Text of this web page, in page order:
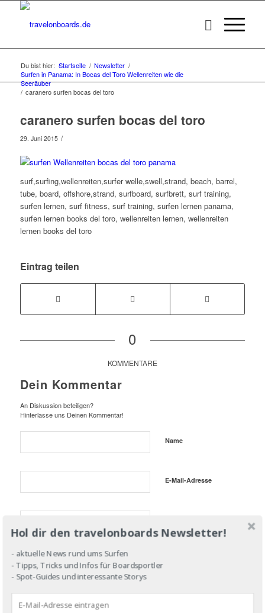
Du bist hier: Startseite / Newsletter /
Surfen in Panama: In Bocas del Toro Wellenreiten wie die
Seeräuber
/ caranero surfen bocas del toro
caranero surfen bocas del toro
29. Juni 2015 /
surf,surfing,wellenreiten,surfer welle,swell,strand, beach, barrel,
tube, board, offshore,strand, surfboard, surfbrett, surf training,
surfen lernen, surf fitness, surf training, surfen lernen panama,
surfen lernen books del toro, wellenreiten lernen, wellenreiten
lernen books del toro
Eintrag teilen
0
KOMMENTARE
Dein Kommentar
An Diskussion beteiligen?
Hinterlasse uns Deinen Kommentar!
Name
E-Mail-Adresse
Hol dir den travelonboards Newsletter!
- aktuelle News rund ums Surfen
- Tipps, Tricks und Infos für Boardsportler
- Spot-Guides und interessante Storys